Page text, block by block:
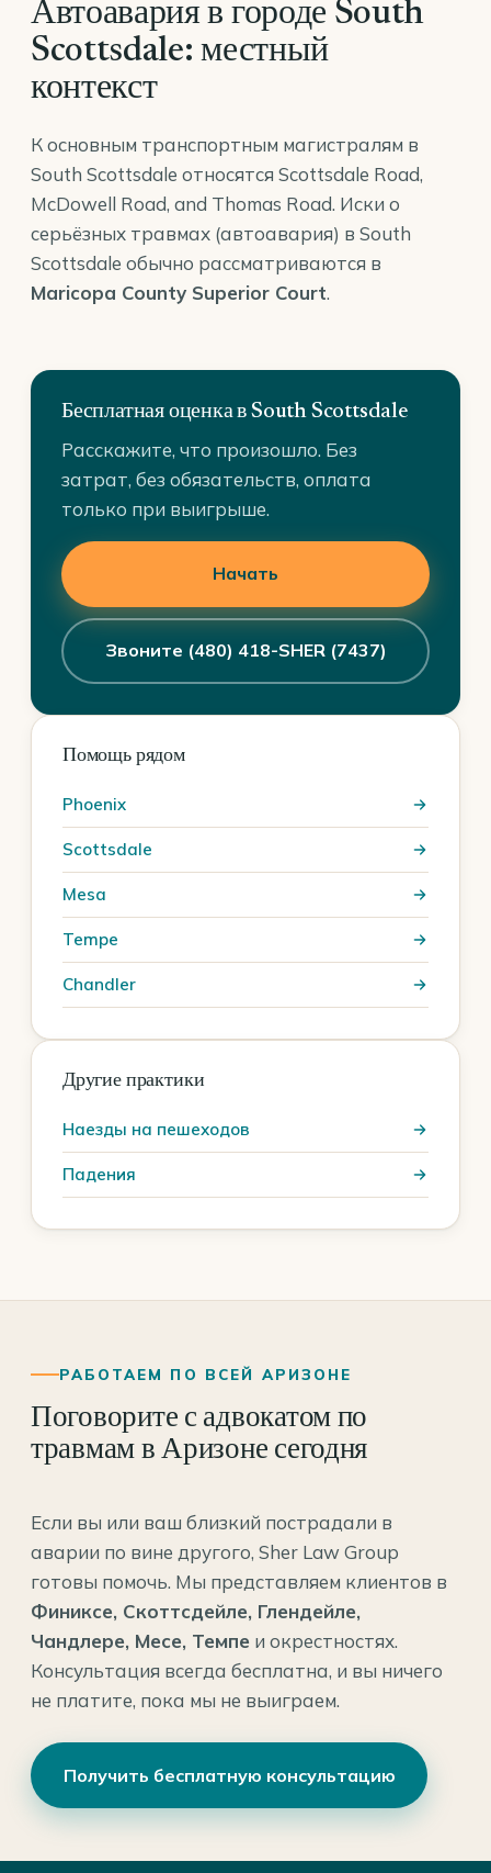
Автоавария в городе South
Scottsdale: местный
контекст
К основным транспортным магистралям в
South Scottsdale относятся Scottsdale Road,
McDowell Road, and Thomas Road. Иски о
серьёзных травмах (автоавария) в South
Scottsdale обычно рассматриваются в
Maricopa County Superior Court.
Бесплатная оценка в South Scottsdale
Расскажите, что произошло. Без
затрат, без обязательств, оплата
только при выигрыше.
Начать
Звоните (480) 418-SHER (7437)
Помощь рядом
Phoenix
Scottsdale
Mesa
Tempe
Chandler
Другие практики
Наезды на пешеходов
Падения
РАБОТАЕМ ПО ВСЕЙ АРИЗОНЕ
Поговорите с адвокатом по
травмам в Аризоне сегодня
Если вы или ваш близкий пострадали в
аварии по вине другого, Sher Law Group
готовы помочь. Мы представляем клиентов в
Финиксе, Скоттсдейле, Глендейле,
Чандлере, Месе, Темпе и окрестностях.
Консультация всегда бесплатна, и вы ничего
не платите, пока мы не выиграем.
Получить бесплатную консультацию